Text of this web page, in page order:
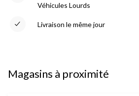
Véhicules Lourds
Livraison le même jour
Magasins à proximité